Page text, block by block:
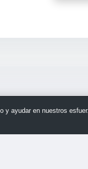
y ayudar en nuestros